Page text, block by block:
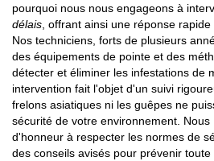
pourquoi nous nous engageons à
délais , offrant ainsi une réponse
Nos techniciens, forts de plusieurs
des équipements de pointe et des
détecter et éliminer les infestations de
intervention fait l'objet d'un suivi
frelons asiatiques ni les guêpes ne
sécurité de votre environnement.
d'honneur à respecter les normes de
des conseils avisés pour prévenir toute